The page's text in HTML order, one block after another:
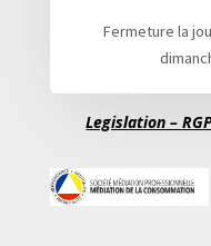
Fermeture la
Legislation –